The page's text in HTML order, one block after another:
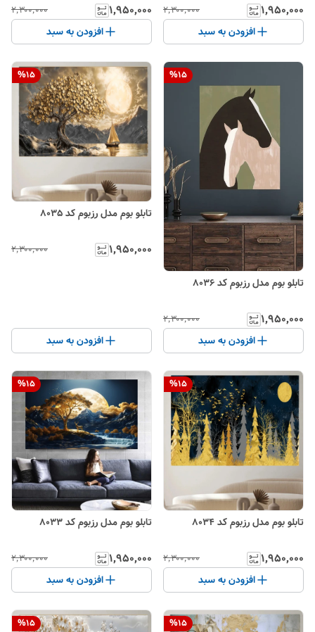
۱٬۹۵۰٬۰۰۰ ۲٬۳۰۰٬۰۰۰
افزودن به سبد
۱٬۹۵۰٬۰۰۰ ۲٬۳۰۰٬۰۰۰
افزودن به سبد
%15
تابلو بوم مدل رزبوم کد 8036
۱٬۹۵۰٬۰۰۰ ۲٬۳۰۰٬۰۰۰
افزودن به سبد
%15
تابلو بوم مدل رزبوم کد 8035
۱٬۹۵۰٬۰۰۰ ۲٬۳۰۰٬۰۰۰
افزودن به سبد
%15
تابلو بوم مدل رزبوم کد 8034
۱٬۹۵۰٬۰۰۰ ۲٬۳۰۰٬۰۰۰
افزودن به سبد
%15
تابلو بوم مدل رزبوم کد 8033
۱٬۹۵۰٬۰۰۰ ۲٬۳۰۰٬۰۰۰
افزودن به سبد
%15
%15